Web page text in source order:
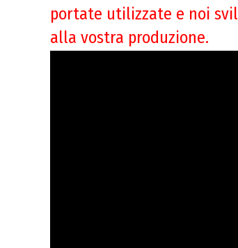
portate utilizzate e noi
alla vostra produzione.